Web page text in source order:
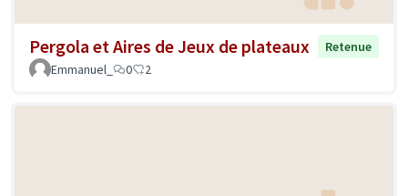
Pergola et Aires de Jeux de plateaux
Retenue
Emmanuel_
0 2